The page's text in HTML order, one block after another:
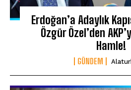
Erdoğan’a Adaylık
Özgür Özel’den
Hamle!
GÜNDEM